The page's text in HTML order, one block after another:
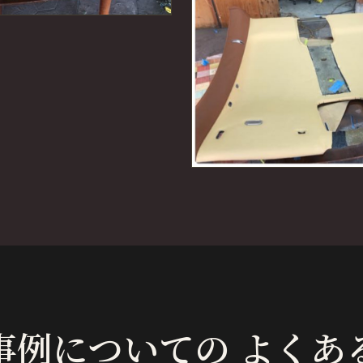
例についての よくあ